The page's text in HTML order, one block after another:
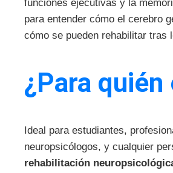
funciones ejecutivas y la
para entender cómo el cerebro
cómo se pueden rehabilitar tras
¿Para quién
Ideal para estudiantes,
neuropsicólogos, y cualquier
rehabilitación